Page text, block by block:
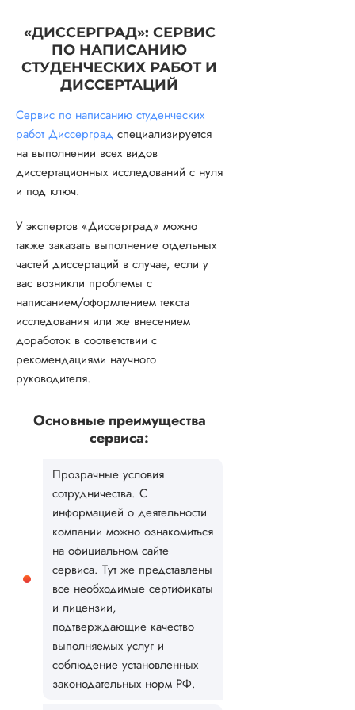
«ДИССЕРГРАД»: СЕРВИС
ПО НАПИСАНИЮ
СТУДЕНЧЕСКИХ РАБОТ И
ДИССЕРТАЦИЙ
Сервис по написанию студенческих
работ Диссерград специализируется
на выполнении всех видов
диссертационных исследований с нуля
и под ключ.
У экспертов «Диссерград» можно
также заказать выполнение отдельных
частей диссертаций в случае, если у
вас возникли проблемы с
написанием/оформлением текста
исследования или же внесением
доработок в соответствии с
рекомендациями научного
руководителя.
Основные преимущества
сервиса:
Прозрачные условия
сотрудничества. С
информацией о деятельности
компании можно ознакомиться
на официальном сайте
сервиса. Тут же представлены
все необходимые сертификаты
и лицензии,
подтверждающие качество
выполняемых услуг и
соблюдение установленных
законодательных норм РФ.